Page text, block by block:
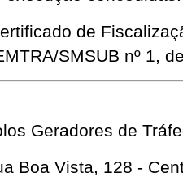
de
SMSUB nº 1,
Geradores de
Boa Vista, 128 -